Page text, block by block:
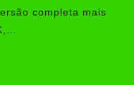
completa mais